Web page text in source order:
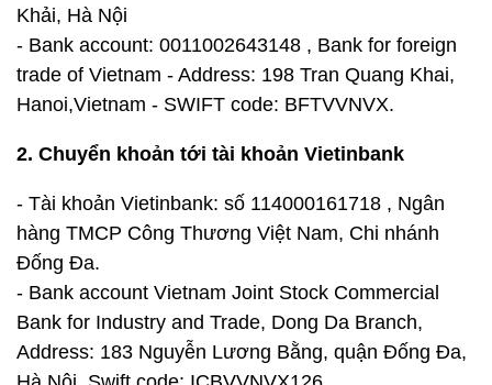
Khải, Hà Nội
- Bank account: 0011002643148 , Bank for foreign
trade of Vietnam - Address: 198 Tran Quang Khai,
Hanoi,Vietnam - SWIFT code: BFTVVNVX.
2. Chuyển khoản tới tài khoản Vietinbank
- Tài khoản Vietinbank: số 114000161718 , Ngân
hàng TMCP Công Thương Việt Nam, Chi nhánh
Đống Đa.
- Bank account Vietnam Joint Stock Commercial
Bank for Industry and Trade, Dong Da Branch,
Address: 183 Nguyễn Lương Bằng, quận Đống Đa,